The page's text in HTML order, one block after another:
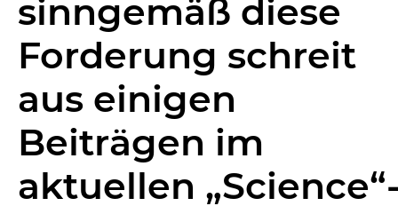
sinngemäß diese
Forderung schreit
aus einigen
Beiträgen im
aktuellen